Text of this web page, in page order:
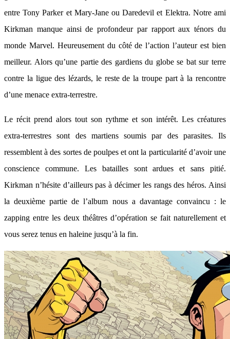
entre Tony Parker et Mary-Jane ou Daredevil et Elektra. Notre ami
Kirkman manque ainsi de profondeur par rapport aux ténors du
monde Marvel. Heureusement du côté de l’action l’auteur est bien
meilleur. Alors qu’une partie des gardiens du globe se bat sur terre
contre la ligue des lézards, le reste de la troupe part à la rencontre
d’une menace extra-terrestre.
Le récit prend alors tout son rythme et son intérêt. Les créatures
extra-terrestres sont des martiens soumis par des parasites. Ils
ressemblent à des sortes de poulpes et ont la particularité d’avoir une
conscience commune. Les batailles sont ardues et sans pitié.
Kirkman n’hésite d’ailleurs pas à décimer les rangs des héros. Ainsi
la deuxième partie de l’album nous a davantage convaincu : le
zapping entre les deux théâtres d’opération se fait naturellement et
vous serez tenus en haleine jusqu’à la fin.